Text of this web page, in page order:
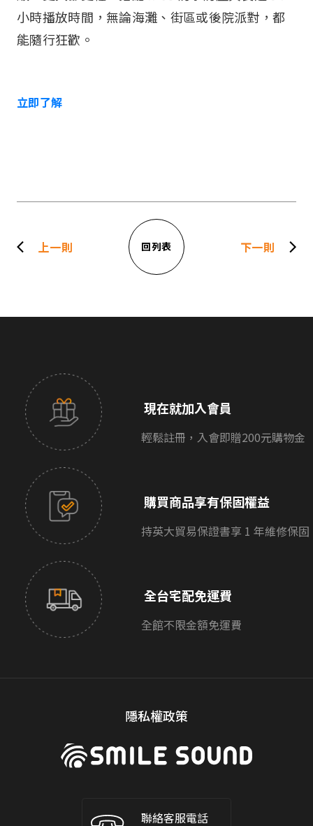
小時播放時間，無論海灘、街區或後院派對，都
能隨行狂歡。
立即了解
上一則 回列表 下一則
現在就加入會員
輕鬆註冊，入會即贈200元購物金
購買商品享有保固權益
持英大貿易保證書享 1 年維修保固
全台宅配免運費
全館不限金額免運費
隱私權政策
聯絡客服電話